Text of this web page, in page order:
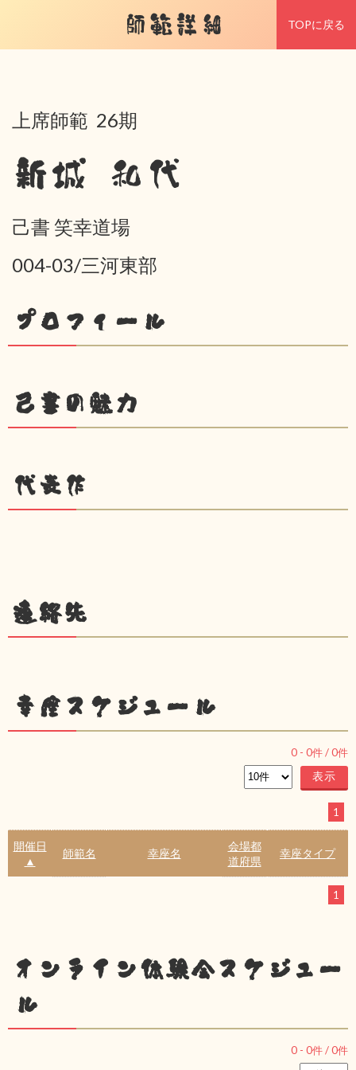
師範詳細 TOPに戻る
上席師範 26期
新城 和代
己書 笑幸道場
004-03/三河東部
プロフィール
己書の魅力
代表作
連絡先
幸座スケジュール
0 - 0件 /0件
1
開催日
▲
師範名 幸座名
会場都
道府県
幸座タイプ
1
オンライン体験会スケジュー
ル
0 - 0件 /0件